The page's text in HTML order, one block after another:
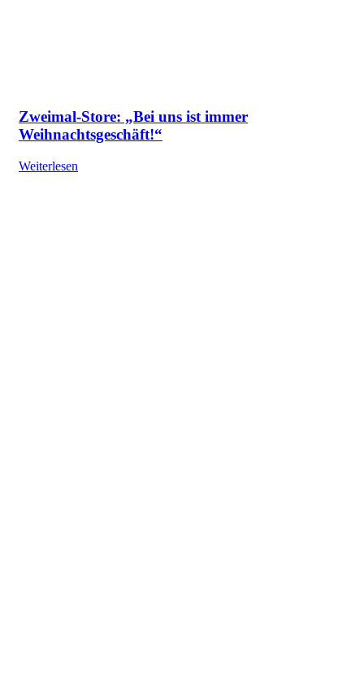
Zweimal-Store: „Bei uns ist immer
Weihnachtsgeschäft!“
Weiterlesen